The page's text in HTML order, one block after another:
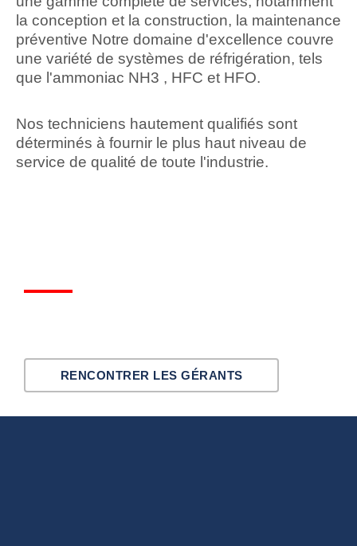
la conception et la construction, la maintenance
préventive Notre domaine d'excellence couvre
une variété de systèmes de réfrigération, tels
que l'ammoniac NH3 , HFC et HFO.
Nos techniciens hautement qualifiés sont
déterminés à fournir le plus haut niveau de
service de qualité de toute l'industrie.
RENCONTRER LES GÉRANTS